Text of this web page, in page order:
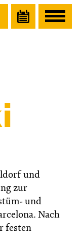
und
zur
und
Nach
festen